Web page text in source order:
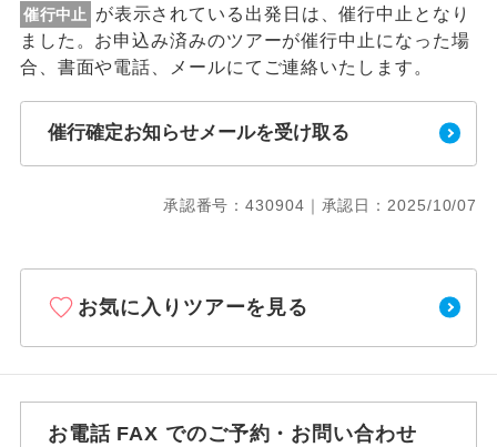
催行中止
が表示されている出発日は、催行中止となり
ました。お申込み済みのツアーが催行中止になった場
合、書面や電話、メールにてご連絡いたします。
催行確定お知らせメールを受け取る
承認番号：430904｜承認日：2025/10/07
お気に入りツアーを見る
お電話 FAX でのご予約・お問い合わせ